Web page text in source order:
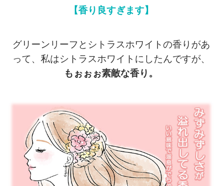
【香り良すぎます】
グリーンリーフとシトラスホワイトの香りがあ
って、私はシトラスホワイトにしたんですが、
もぉぉぉ素敵な香り。